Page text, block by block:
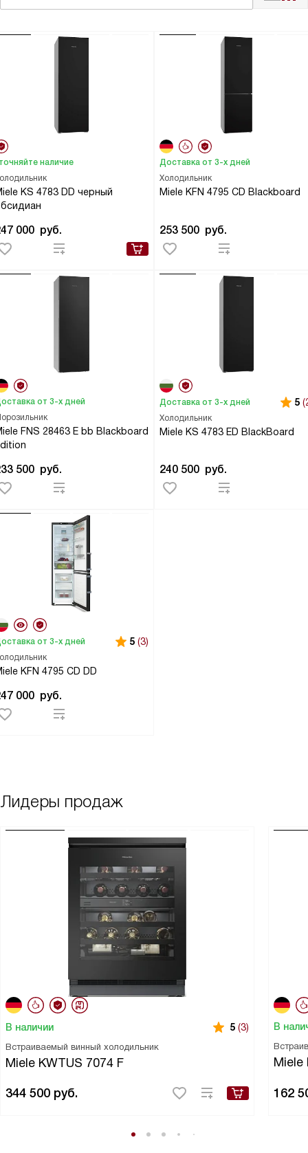
KS 4783 DD черный
наличие
000 руб.
Холодильник
Miele KFN 4795 CD Blackboard
Доставка от 3-х дней
253 500 руб.
FNS 28463 E bb Blackboard
от 3-х дней
500 руб.
Холодильник
Miele KS 4783 ED BlackBoard
Доставка от 3-х дней 5
240 500 руб.
KFN 4795 CD DD
от 3-х дней 5 (3)
000 руб.
Лидеры продаж
В наличии 5 (3)
Встраиваемый винный холодильник
Miele KWTUS 7074 F
344 500 руб.
В
Miele
162